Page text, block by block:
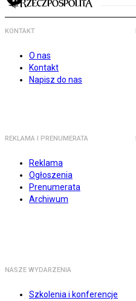
KONTAKT
O nas
Kontakt
Napisz do nas
REKLAMA I PRENUMERATA
Reklama
Ogłoszenia
Prenumerata
Archiwum
NASZE WYDARZENIA
Szkolenia i konferencje